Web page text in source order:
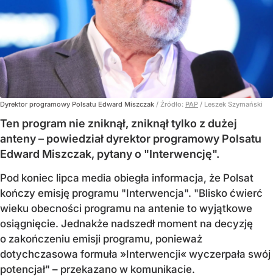
Dyrektor programowy Polsatu Edward Miszczak / Źródło: PAP / Leszek Szymański
Ten program nie zniknął, zniknął tylko z dużej
anteny – powiedział dyrektor programowy Polsatu
Edward Miszczak, pytany o "Interwencję".
Pod koniec lipca media obiegła informacja, że Polsat
kończy emisję programu "Interwencja". "Blisko ćwierć
wieku obecności programu na antenie to wyjątkowe
osiągnięcie. Jednakże nadszedł moment na decyzję
o zakończeniu emisji programu, ponieważ
dotychczasowa formuła »Interwencji« wyczerpała swój
potencjał" – przekazano w komunikacie.